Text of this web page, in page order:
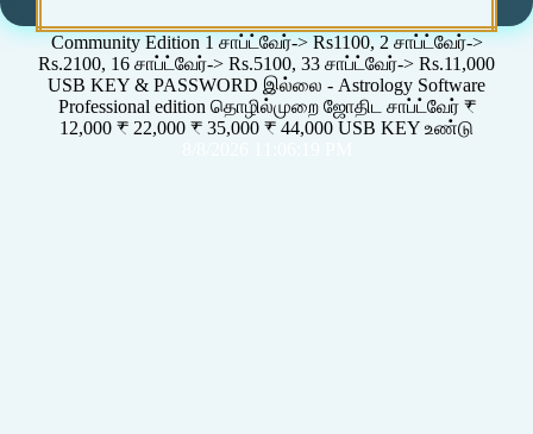
Community Edition 1 சாப்ட்வேர்-> Rs1100, 2 சாப்ட்வேர்->
Rs.2100, 16 சாப்ட்வேர்-> Rs.5100, 33 சாப்ட்வேர்-> Rs.11,000
USB KEY & PASSWORD இல்லை - Astrology Software
Professional edition தொழில்முறை ஜோதிட சாப்ட்வேர் ₹
12,000 ₹ 22,000 ₹ 35,000 ₹ 44,000 USB KEY உண்டு